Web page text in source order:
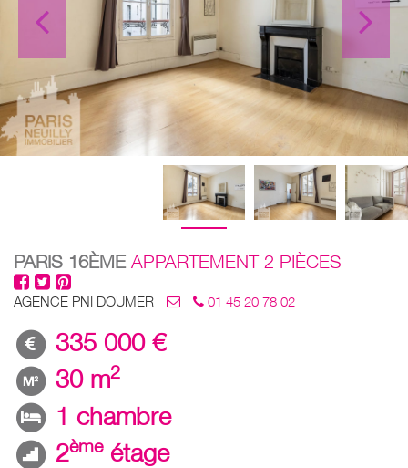
PARIS 16ÈME APPARTEMENT 2 PIÈCES
AGENCE PNI DOUMER 01 45 20 78 02
335 000 €
30 m2
1 chambre
2èmeétage